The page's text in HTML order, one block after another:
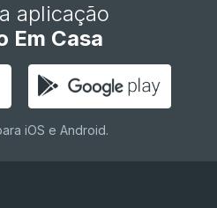
aplicação
Em Casa
iOS e Android.